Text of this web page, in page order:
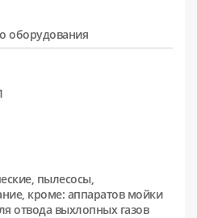
оборудования
пылесосы,
кроме: аппаратов мойки
отвода выхлопных газов